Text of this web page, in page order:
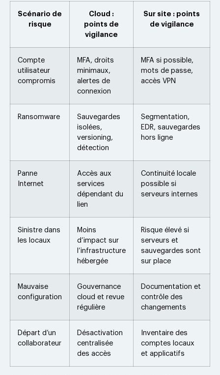
Scénario de
risque
Cloud :
points de
vigilance
Sur site : points
de vigilance
Compte
utilisateur
compromis
MFA, droits
minimaux,
alertes de
connexion
MFA si possible,
mots de passe,
accès VPN
Ransomware
Sauvegardes
isolées,
versioning,
détection
Segmentation,
EDR, sauvegardes
hors ligne
Panne
Internet
Accès aux
services
dépendant du
lien
Continuité locale
possible si
serveurs internes
Sinistre dans
les locaux
Moins
d’impact sur
l’infrastructure
hébergée
Risque élevé si
serveurs et
sauvegardes sont
sur place
Mauvaise
configuration
Gouvernance
cloud et revue
régulière
Documentation et
contrôle des
changements
Départ d’un
collaborateur
Désactivation
centralisée
des accès
Inventaire des
comptes locaux
et applicatifs